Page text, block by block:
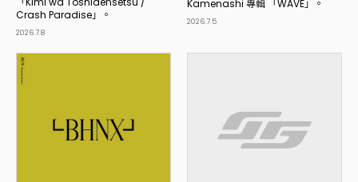
Crash Paradise」。
2026.7.8
Kamenashi 專輯 「WAVE」。
2026.7.5